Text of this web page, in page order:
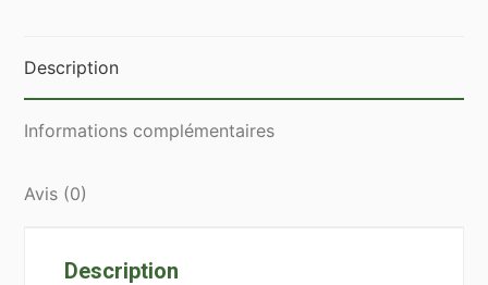
Description
Informations complémentaires
Avis (0)
Description